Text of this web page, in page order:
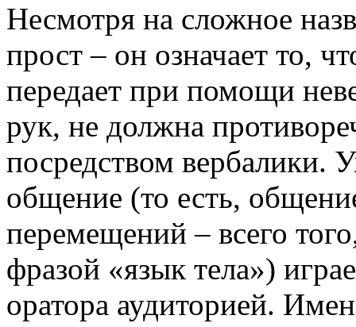
Несмотря на сложное
прост – он означает то,
передает при помощи
рук, не должна
посредством вербалики.
общение (то есть,
перемещений – всего
фразой «язык тела»)
оратора аудиторией.